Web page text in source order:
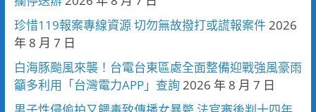
珍惜119報案專線資源 切勿無故撥打或謊報案件2026
年 8 月 7 日
白海豚颱風來襲！台電台東區處全面整備迎戰強風豪雨
籲多利用「台灣電力APP」查詢 2026 年 8 月 7 日